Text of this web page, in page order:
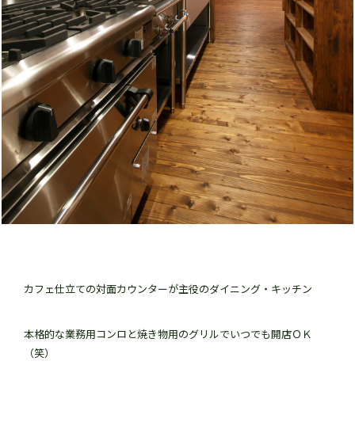
カフェ仕立ての対面カウンターが主役のダイニング・キッチン
本格的な業務用コンロと焼き物用のグリルでいつでも開店ＯＫ
（笑）